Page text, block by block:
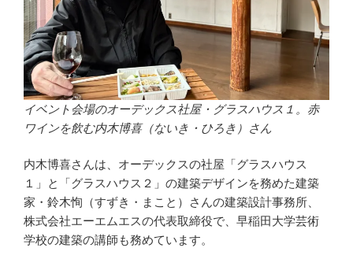
イベント会場のオーデックス社屋・グラスハウス１。赤
ワインを飲む内木博喜（ないき・ひろき）さん
内木博喜さんは、オーデックスの社屋「グラスハウス
１」と「グラスハウス２」の建築デザインを務めた建築
家・鈴木恂（すずき・まこと）さんの建築設計事務所、
株式会社エーエムエスの代表取締役で、早稲田大学芸術
学校の建築の講師も務めています。